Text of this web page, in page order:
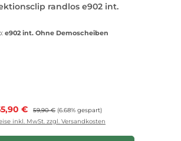
randlos e902 int.
e902 int. Ohne Demoscheiben
€ Regulärer Preis:
59,90 € (6.68% gespart)
inkl. MwSt. zzgl. Versandkosten